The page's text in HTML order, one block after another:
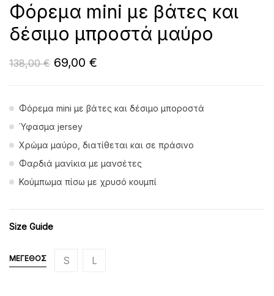
Φόρεμα mini με βάτες και
δέσιμο μπροστά μαύρο
138,00€ 69,00 €
Φόρεμα mini με βάτες και δέσιμο μποροστά
Ύφασμα jersey
Χρώμα μαύρο, διατίθεται και σε πράσινο
Φαρδιά μανίκια με μανσέτες
Κούμπωμα πίσω με χρυσό κουμπί
Size Guide
ΜΈΓΕΘΟΣ S L